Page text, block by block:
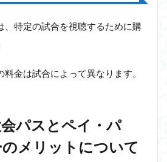
、特定の試合を視聴するために購
金は試合によって異なります。
会パスとペイ・パ
メリットについて